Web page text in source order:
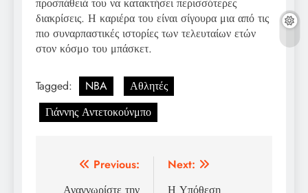
προσπάθειά του να κατακτήσει περισσότερες
διακρίσεις. Η καριέρα του είναι σίγουρα μια από τις
πιο συναρπαστικές ιστορίες των τελευταίων ετών
στον κόσμο του μπάσκετ.
Tagged: NBA
Αθλητές
Γιάννης Αντετοκούνμπο
Post
Previous:
Next: